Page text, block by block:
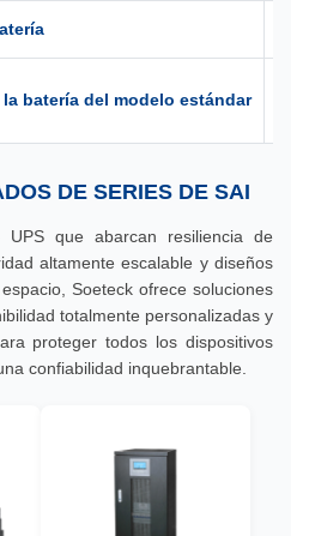
batería del modelo estándar
DE SERIES DE SAI
que abarcan resiliencia de
altamente escalable y diseños
Soeteck ofrece soluciones
totalmente personalizadas y
proteger todos los dispositivos
confiabilidad inquebrantable.